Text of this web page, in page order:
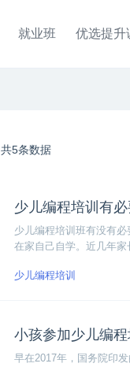
就业班 优选提升
共5条数据
少儿编程培训有
少儿编程培训班有没有
在家自己自学。近几年
少儿编程培训
小孩参加少儿编
早在2017年，国务院印